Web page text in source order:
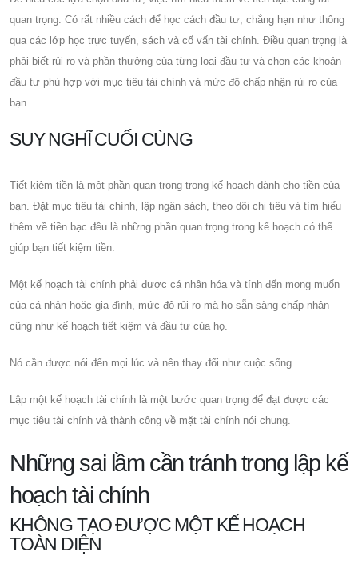
quan trọng. Có rất nhiều cách để học cách đầu tư, chẳng hạn như thông
qua các lớp học trực tuyến, sách và cố vấn tài chính. Điều quan trọng là
phải biết rủi ro và phần thưởng của từng loại đầu tư và chọn các khoản
đầu tư phù hợp với mục tiêu tài chính và mức độ chấp nhận rủi ro của
bạn.
SUY NGHĨ CUỐI CÙNG
Tiết kiệm tiền là một phần quan trọng trong kế hoạch dành cho tiền của
bạn. Đặt mục tiêu tài chính, lập ngân sách, theo dõi chi tiêu và tìm hiểu
thêm về tiền bạc đều là những phần quan trọng trong kế hoạch có thể
giúp bạn tiết kiệm tiền.
Một kế hoạch tài chính phải được cá nhân hóa và tính đến mong muốn
của cá nhân hoặc gia đình, mức độ rủi ro mà họ sẵn sàng chấp nhận
cũng như kế hoạch tiết kiệm và đầu tư của họ.
Nó cần được nói đến mọi lúc và nên thay đổi như cuộc sống.
Lập một kế hoạch tài chính là một bước quan trọng để đạt được các
mục tiêu tài chính và thành công về mặt tài chính nói chung.
Những sai lầm cần tránh trong lập kế
hoạch tài chính
KHÔNG TẠO ĐƯỢC MỘT KẾ HOẠCH
TOÀN DIỆN